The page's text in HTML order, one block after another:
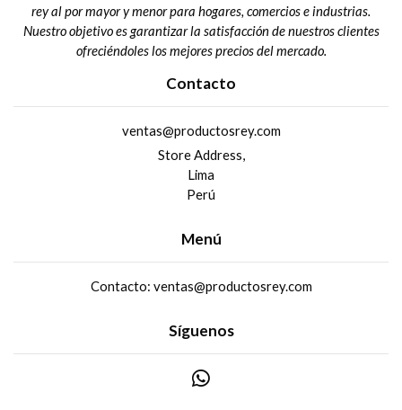
rey al por mayor y menor para hogares, comercios e industrias.
Nuestro objetivo es garantizar la satisfacción de nuestros clientes
ofreciéndoles los mejores precios del mercado.
Contacto
ventas@productosrey.com
Store Address,
Lima
Perú
Menú
Contacto: ventas@productosrey.com
Síguenos